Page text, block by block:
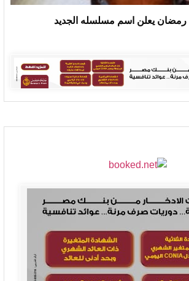
يعلن اسم مسلسله الجديد